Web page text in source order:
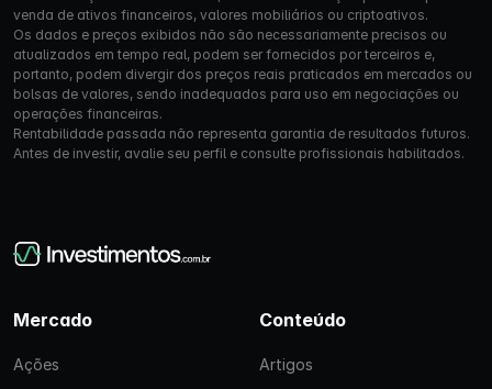
venda de ativos financeiros, valores mobiliários ou criptoativos.
Os dados e preços exibidos não são necessariamente precisos ou
atualizados em tempo real, podem ser fornecidos por terceiros e,
portanto, podem divergir dos preços reais praticados em mercados ou
bolsas de valores, sendo inadequados para uso em negociações ou
operações financeiras.
Rentabilidade passada não representa garantia de resultados futuros.
Antes de investir, avalie seu perfil e consulte profissionais habilitados.
Mercado
Ações
Conteúdo
Artigos